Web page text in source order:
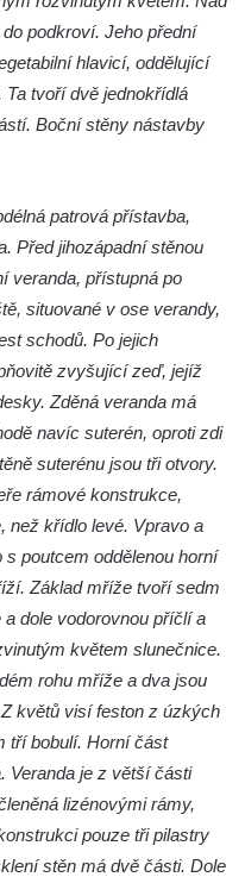
tovární
pod
Marie na
zboží
Anton
–
v
podkroví. Jeho přední
hlavicí, oddělující
tvoří dvě jednokřídlá
Boční stěny nástavby
patrová přístavba,
Před jihozápadní stěnou
veranda, přístupná po
situované v ose verandy,
schodů. Po jejich
zvyšující zeď, jejíž
Zděná veranda má
navíc suterén, oproti zdi
suterénu jsou tři otvory.
rámové konstrukce,
než křídlo levé. Vpravo a
poutcem oddělenou horní
Základ mříže tvoří sedm
dole vodorovnou příčlí a
květem slunečnice.
rohu mříže a dva jsou
květů visí feston z úzkých
tří bobulí. Horní část
Veranda je z větší části
lizénovými rámy,
pouze tři pilastry
stěn má dvě části. Dole